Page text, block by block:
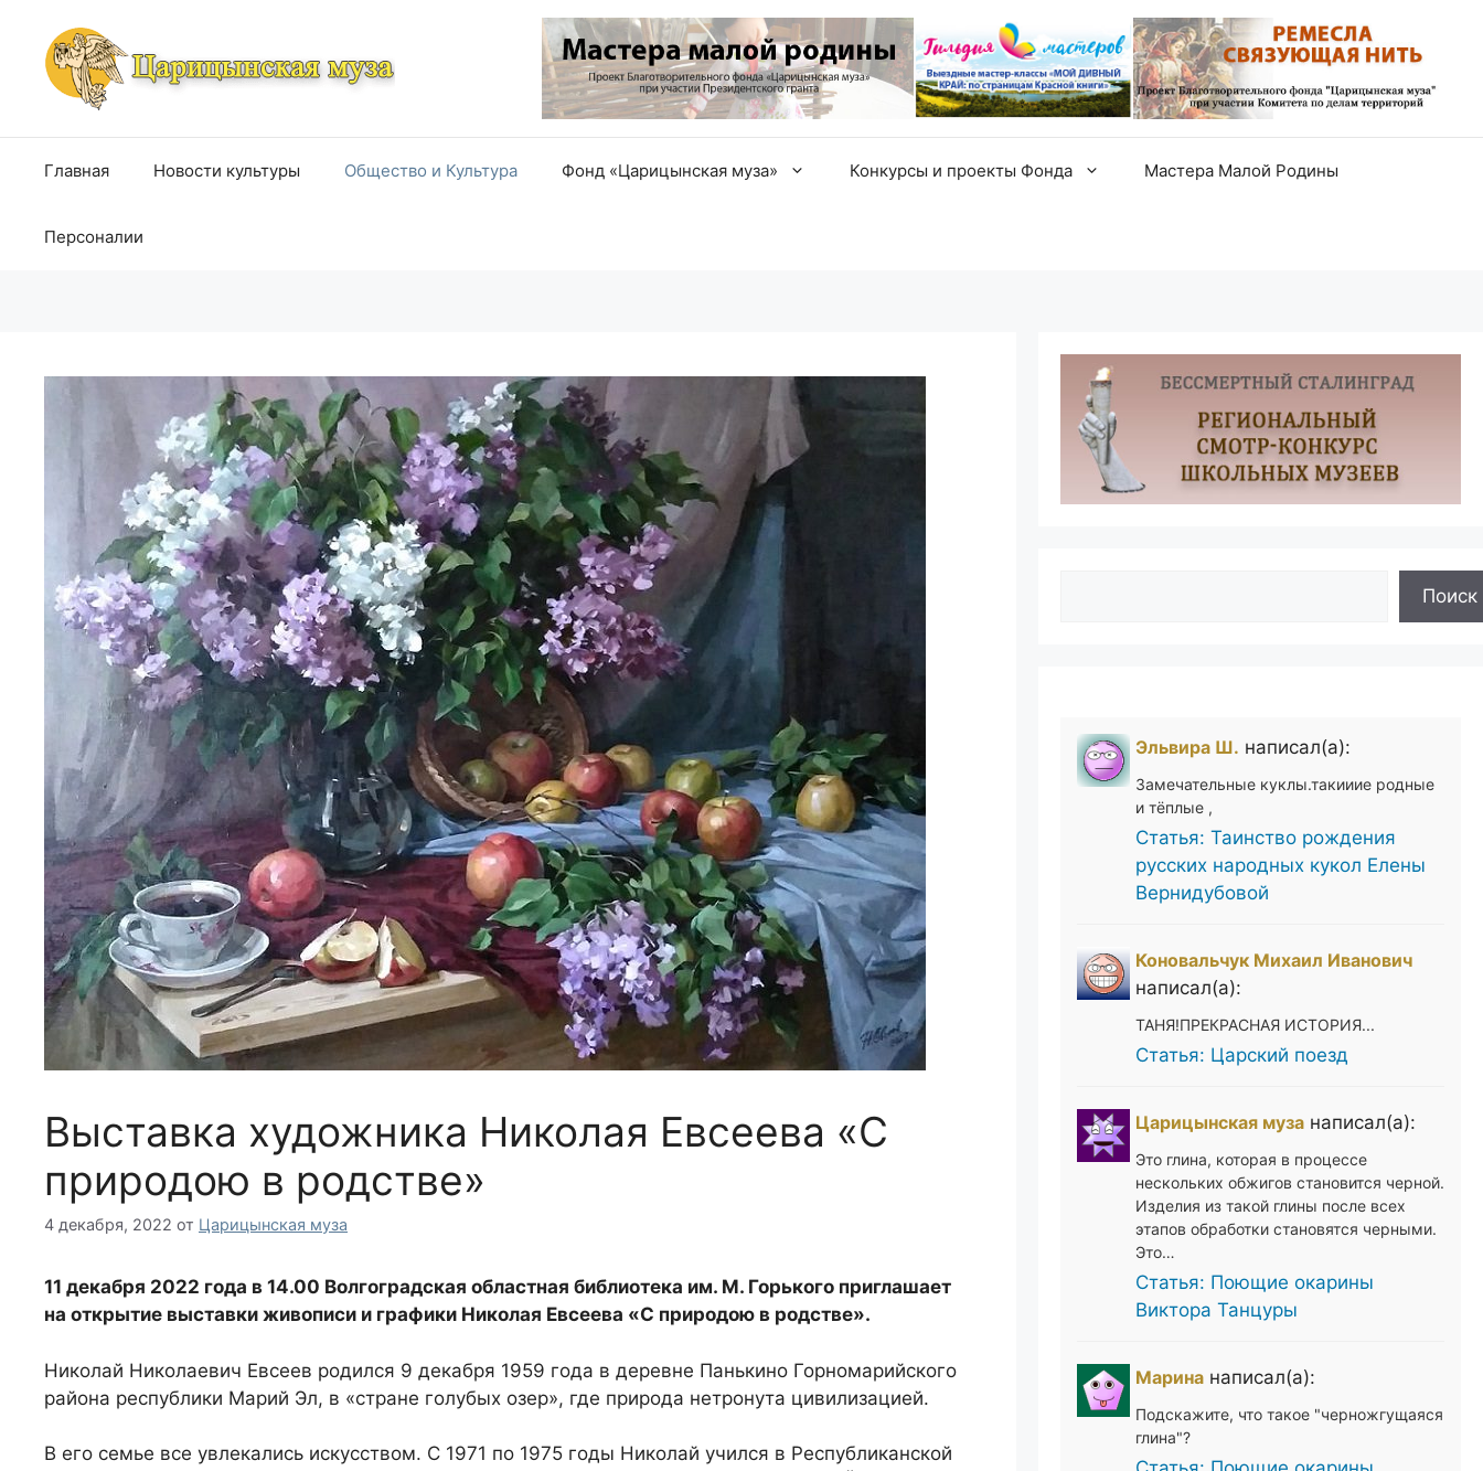
содержимому
Главная Новости культуры Общество и Культура Фонд «Царицынская муза» Конкурсы и проекты Фонда Мастера Малой Родины
Персоналии
Выставка художника Николая Евсеева «С
природою в родстве»
4 декабря, 2022 от Царицынская муза
11 декабря 2022 года в 14.00 Волгоградская областная библиотека им. М. Горького приглашает
на открытие выставки живописи и графики Николая Евсеева «С природою в родстве».
Николай Николаевич Евсеев родился 9 декабря 1959 года в деревне Панькино Горномарийского
района республики Марий Эл, в «стране голубых озер», где природа нетронута цивилизацией.
В его семье все увлекались искусством. С 1971 по 1975 годы Николай учился в Республиканской
Поиск
Эльвира Ш. написал(а):
Замечательные куклы.такииие родные
и тёплые ,
Статья: Таинство рождения
русских народных кукол Елены
Вернидубовой
Коновальчук Михаил Иванович
написал(а):
ТАНЯ!ПРЕКРАСНАЯ ИСТОРИЯ...
Статья: Царский поезд
Царицынская музанаписал(а):
Это глина, которая в процессе
нескольких обжигов становится черной.
Изделия из такой глины после всех
этапов обработки становятся черными.
Это…
Статья: Поющие окарины
Виктора Танцуры
Маринанаписал(а):
Подскажите, что такое "черножгущаяся
глина"?